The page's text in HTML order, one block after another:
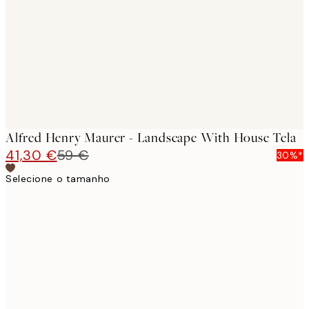
Alfred Henry Maurer - Landscape With House Tela
41,30 €59 €
30%*
Selecione o tamanho